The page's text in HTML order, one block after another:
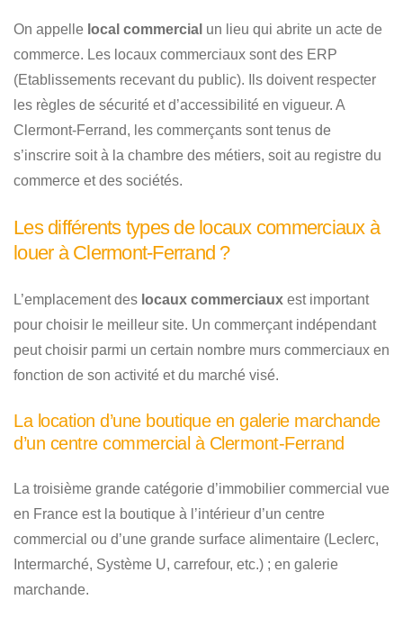
On appelle local commercial un lieu qui abrite un acte de
commerce. Les locaux commerciaux sont des ERP
(Etablissements recevant du public). Ils doivent respecter
les règles de sécurité et d’accessibilité en vigueur. A
Clermont-Ferrand, les commerçants sont tenus de
s’inscrire soit à la chambre des métiers, soit au registre du
commerce et des sociétés.
Les différents types de locaux commerciaux à
louer à Clermont-Ferrand ?
L’emplacement des locaux commerciaux est important
pour choisir le meilleur site. Un commerçant indépendant
peut choisir parmi un certain nombre murs commerciaux en
fonction de son activité et du marché visé.
La location d’une boutique en galerie marchande
d’un centre commercial à Clermont-Ferrand
La troisième grande catégorie d’immobilier commercial vue
en France est la boutique à l’intérieur d’un centre
commercial ou d’une grande surface alimentaire (Leclerc,
Intermarché, Système U, carrefour, etc.) ; en galerie
marchande.